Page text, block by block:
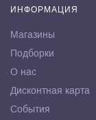
ИНФОРМАЦИЯ
Магазины
Подборки
О нас
Дисконтная карта
События